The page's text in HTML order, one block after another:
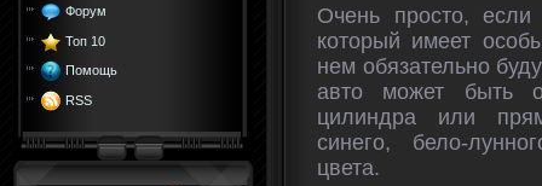
Форум
Топ 10
Помощь
RSS
Очень просто, если
который имеет
нем обязательно
авто может быть
цилиндра или
синего, бело-
цвета.